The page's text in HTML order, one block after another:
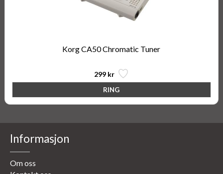
Korg CA50 Chromatic Tuner
299 kr
Informasjon
Om oss